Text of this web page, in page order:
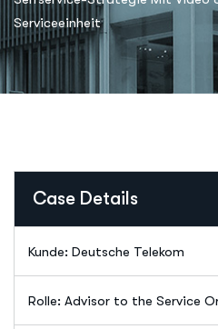
Serviceeinheit
Case Details
Kunde: Deutsche Telekom
Rolle: Advisor to the Service